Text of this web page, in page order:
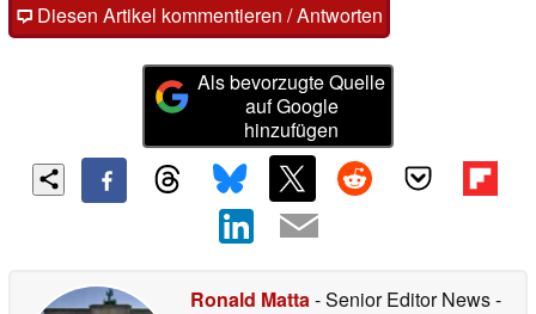
Diesen Artikel kommentieren / Antworten
Als bevorzugte Quelle
auf Google
hinzufügen
Ronald Matta- Senior Editor News-